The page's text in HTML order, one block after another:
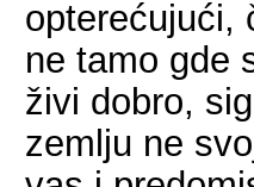
opterećujući,
ne tamo gde
živi dobro,
zemlju ne